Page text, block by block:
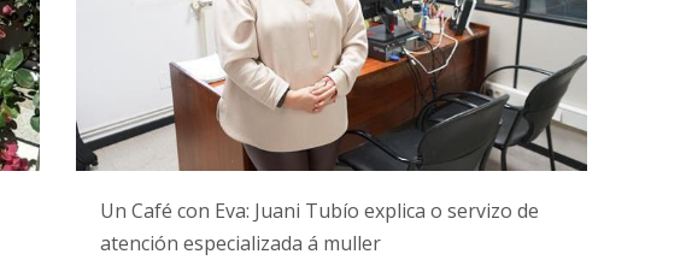
Un Café con Eva: Juani Tubío explica o servizo de
atención especializada á muller